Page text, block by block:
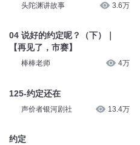
头陀渊讲故事 3.6万
04 说好的约定呢？（下）｜
【再见了，市赛】
棒棒老师 4万
125-约定还在
声价者银河剧社 13.4万
约定